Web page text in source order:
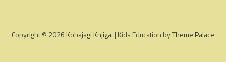
Copyright © 2026 Kobajagi Knjiga. | Kids Education byTheme Palace